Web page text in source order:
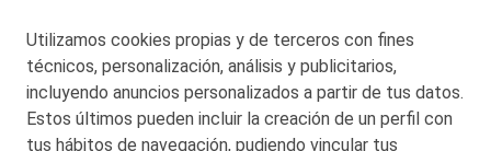
San Martín 5-Edificio Muñatones,
48550 Muskiz (Bizkaia)
Telf. 946 357 000
© 2026 Petronor S.A.
Utilizamos cookies propias y de terceros con fines
técnicos, personalización, análisis y publicitarios,
incluyendo anuncios personalizados a partir de tus datos.
Estos últimos pueden incluir la creación de un perfil con
tus hábitos de navegación, pudiendo vincular tus